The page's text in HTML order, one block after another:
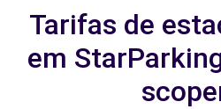
Tarifas de
em